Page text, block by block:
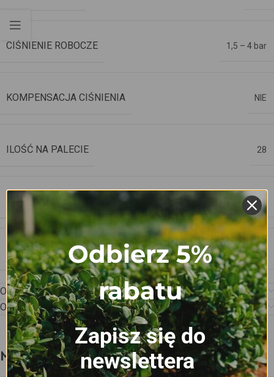
CIŚNIENIE ROBOCZE 1,5 – 4 bar
KOMPENSACJA CIŚNIENIA NIE
ILOŚĆ NA PALECIE 28
NOWOŚĆ New
PRODUCENT DK
Opis
Opinie (0)
Może spodoba się również…
Odbierz 5%
rabatu
Zapisz się do
newslettera